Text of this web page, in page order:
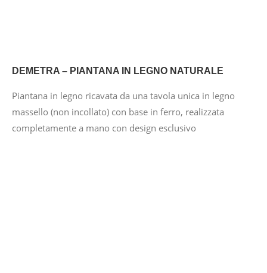
DEMETRA – PIANTANA IN LEGNO NATURALE
Piantana in legno ricavata da una tavola unica in legno
massello (non incollato) con base in ferro, realizzata
completamente a mano con design esclusivo